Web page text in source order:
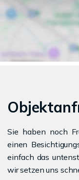
Sie haben noch
einen
einfach das
wir setzen uns